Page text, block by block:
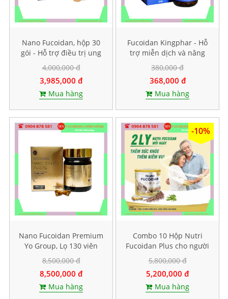
Nano Fucoidan, hộp 30
gói - Hỗ trợ điều trị ung
thư
4,000,000 đ
3,985,000 đ
Mua hàng
Fucoidan Kingphar - Hỗ
trợ miễn dịch và nâng
cao sức đề kháng, Hộp 40
viên
380,000 đ
368,000 đ
Mua hàng
Nano Fucoidan Premium
Yo Group, Lọ 130 viên
8,500,000 đ
8,500,000 đ
Mua hàng
-10%
Combo 10 Hộp Nutri
Fucoidan Plus cho người
ăn kiêng, Mỗi hộp 500g
5,800,000 đ
5,200,000 đ
Mua hàng